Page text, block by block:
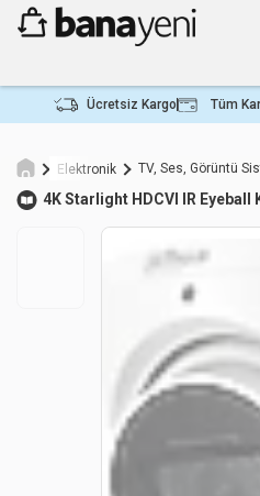
Ücretsiz Kargo Tüm
Elektronik TV, Ses, Görüntü
4K Starlight HDCVI IR Eyeball